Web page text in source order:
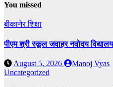
You missed
बीकानेरशिक्षा
पीएम श्री स्कूल जवाहर नवोदय
August 5, 2026
Manoj Vyas
Uncategorized